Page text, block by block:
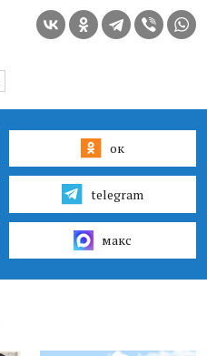
ок
telegram
макс